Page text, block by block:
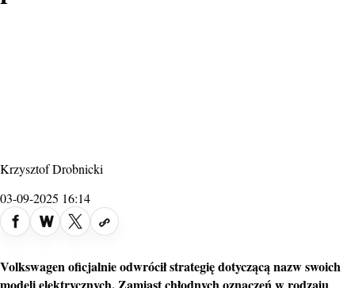
Krzysztof Drobnicki
03-09-2025 16:14
Volkswagenoficjalnie odwrócił strategię dotyczącą nazw swoich
modelielektrycznych. Zamiast chłodnych oznaczeń w rodzaju